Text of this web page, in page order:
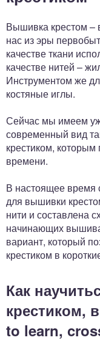
Вышивка крестом –
нас из эры
качестве ткани
качестве нитей –
Инструментом же
костяные иглы.
Сейчас мы имеем
современный вид
крестиком,
времени.
В настоящее время
для вышивки
нити и составлена
начинающих
вариант, который
крестиком в
Как
крестиком,
to learn,